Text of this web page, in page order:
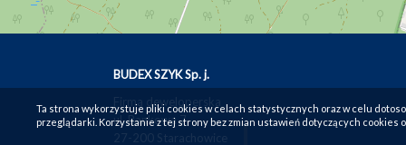
BUDEX SZYK Sp. j.
Firma deweloperska
ul. Bankowa 7
Ta strona wykorzystuje pliki cookies w celach statystycznych oraz w celu
przeglądarki. Korzystanie z tej strony bez zmian ustawień dotyczących cookies